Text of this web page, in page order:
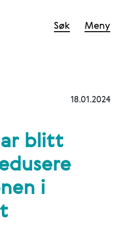
Søk Meny
18.01.2024
blitt
i